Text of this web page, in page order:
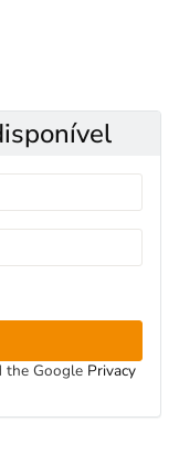
the Google Privacy